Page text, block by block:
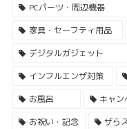
PCパーツ・周辺機器
家具・セーフティ用品
デジタルガジェット
インフルエンザ対策
お風呂
キャン
お祝い・記念
ザら